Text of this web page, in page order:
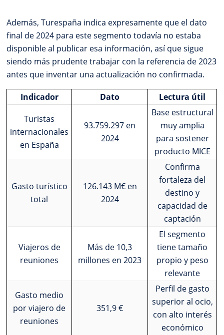
Además, Turespaña indica expresamente que el dato
final de 2024 para este segmento todavía no estaba
disponible al publicar esa información, así que sigue
siendo más prudente trabajar con la referencia de 2023
antes que inventar una actualización no confirmada.
Indicador Dato
Lectura útil
Turistas
internacionales
en España
93.759.297 en
2024
Base estructural
muy amplia
para sostener
producto MICE
Gasto turístico
total
126.143 M€ en
2024
Confirma
fortaleza del
destino y
capacidad de
captación
Viajeros de
reuniones
Más de 10,3
millones en 2023
El segmento
tiene tamaño
propio y peso
relevante
Gasto medio
por viajero de
reuniones
351,9 €
Perfil de gasto
superior al ocio,
con alto interés
económico